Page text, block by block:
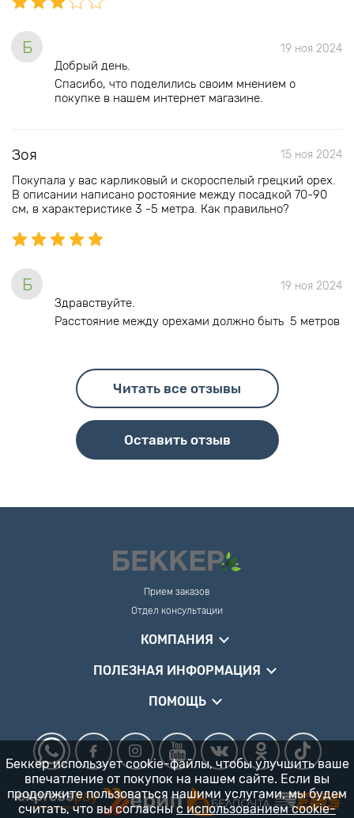
Б 19 ноя 2024
Добрый день.
Спасибо, что поделились своим мнением о
покупке в нашем интернет магазине.
Зоя 15 ноя 2024
Покупала у вас карликовый и скороспелый грецкий орех.
В описании написано ростояние между посадкой 70-90
см, в характеристике 3 -5 метра. Как правильно?
Б 19 ноя 2024
Здравствуйте.
Расстояние между орехами должно быть 5 метров
Читать все отзывы
Оставить отзыв
Прием заказов
Отдел консультации
КОМПАНИЯ
ПОЛЕЗНАЯ ИНФОРМАЦИЯ
ПОМОЩЬ
Беккер использует cookie-файлы, чтобы улучшить ваше
впечатление от покупок на нашем сайте. Если вы
продолжите пользоваться нашими услугами, мы будем
считать, что вы согласны с использованием cookie-